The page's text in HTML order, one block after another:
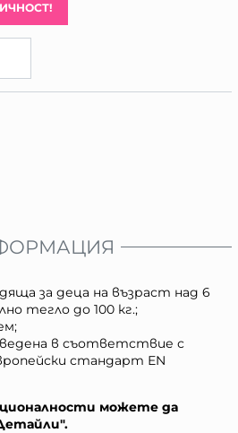
за деца на възраст над 6
тегло до 100 кг.;
в съответствие с
стандарт ЕN
можете да